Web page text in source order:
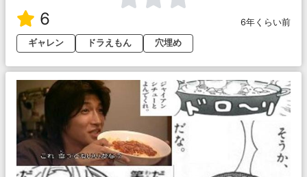
6
6年くらい前
ギャレン
ドラえもん 穴埋め